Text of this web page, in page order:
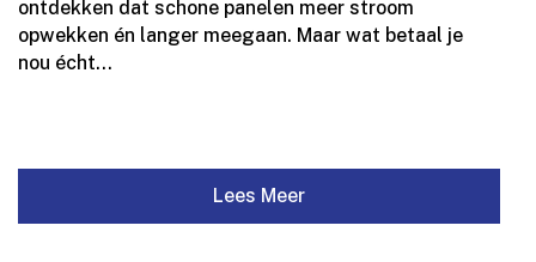
ontdekken dat schone panelen meer stroom
opwekken én langer meegaan.​ Maar wat betaal je
nou écht...
Lees Meer